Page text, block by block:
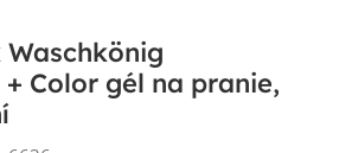
Color gél na pranie,